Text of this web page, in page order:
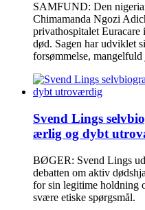
SAMFUND: Den
Chimamanda Ngozi
privathospitalet Euracare
død. Sagen har udviklet
forsømmelse,
Svend Lings
ærlig og dybt
BØGER: Svend Lings
debatten om aktiv
for sin legitime holdning
svære etiske spørgsmål.